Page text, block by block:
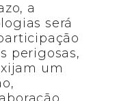
a
será
perigosas,
um